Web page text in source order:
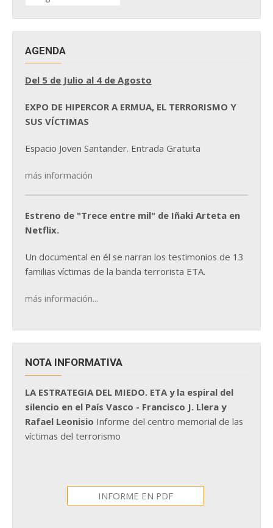
AGENDA
Del 5 de Julio al 4 de Agosto
EXPO DE HIPERCOR A ERMUA, EL TERRORISMO Y
SUS VÍCTIMAS
Espacio Joven Santander. Entrada Gratuita
más información
Estreno de "Trece entre mil" de Iñaki Arteta en
Netflix.
Un documental en él se narran los testimonios de 13
familias víctimas de la banda terrorista ETA.
más información...
NOTA INFORMATIVA
LA ESTRATEGIA DEL MIEDO. ETA y la espiral del
silencio en el País Vasco - Francisco J. Llera y
Rafael Leonisio Informe del centro memorial de las
víctimas del terrorismo
INFORME EN PDF